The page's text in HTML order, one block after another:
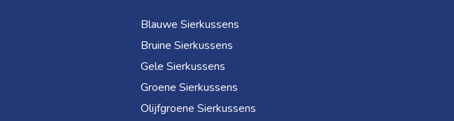
Blauwe Sierkussens
Bruine Sierkussens
Gele Sierkussens
Groene Sierkussens
Olijfgroene Sierkussens